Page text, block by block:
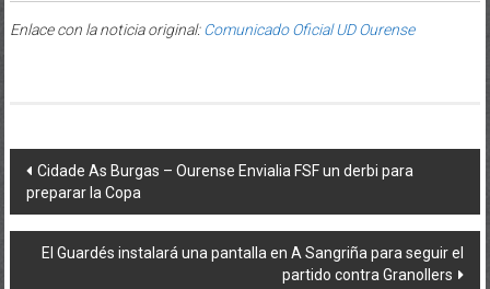
Enlace con la noticia original:Comunicado Oficial UD Ourense
Post navigation
Cidade As Burgas – Ourense Envialia FSF un derbi para
preparar la Copa
El Guardés instalará una pantalla en A Sangriña para seguir el
partido contra Granollers